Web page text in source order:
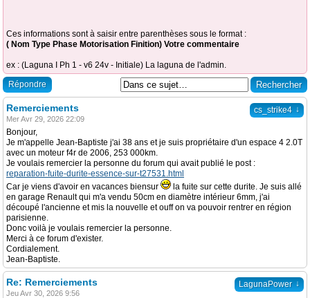
Ces informations sont à saisir entre parenthèses sous le format :
( Nom Type Phase Motorisation Finition) Votre commentaire
ex : (Laguna I Ph 1 - v6 24v - Initiale) La laguna de l'admin.
Répondre
cs_strike4 ↓
Remerciements
Mer Avr 29, 2026 22:09
Bonjour,
Je m'appelle Jean-Baptiste j'ai 38 ans et je suis propriétaire d'un espace 4 2.0T
avec un moteur f4r de 2006, 253 000km.
Je voulais remercier la personne du forum qui avait publié le post :
reparation-fuite-durite-essence-sur-t27531.html
Car je viens d'avoir en vacances biensur
la fuite sur cette durite. Je suis allé
en garage Renault qui m'a vendu 50cm en diamètre intérieur 6mm, j'ai
découpé l'ancienne et mis la nouvelle et ouff on va pouvoir rentrer en région
parisienne.
Donc voilà je voulais remercier la personne.
Merci à ce forum d'exister.
Cordialement.
Jean-Baptiste.
LagunaPower ↓
Re: Remerciements
Jeu Avr 30, 2026 9:56